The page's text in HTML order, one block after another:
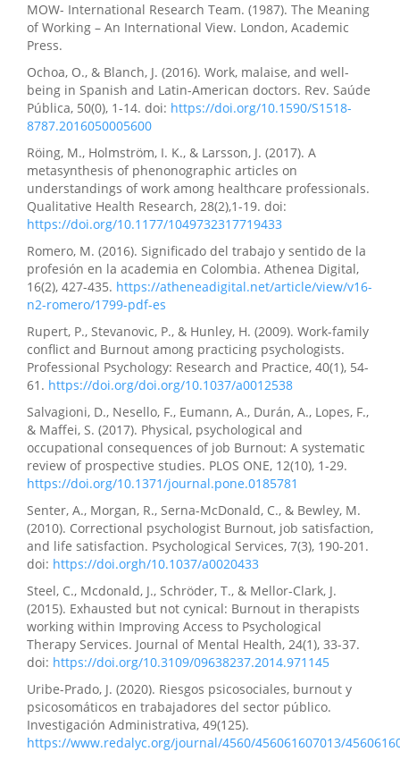
MOW- International Research Team. (1987). The Meaning
of Working – An International View. London, Academic
Press.
Ochoa, O., & Blanch, J. (2016). Work, malaise, and well-
being in Spanish and Latin-American doctors. Rev. Saúde
Pública, 50(0), 1-14. doi: https://doi.org/10.1590/S1518-
8787.2016050005600
Röing, M., Holmström, I. K., & Larsson, J. (2017). A
metasynthesis of phenonographic articles on
understandings of work among healthcare professionals.
Qualitative Health Research, 28(2),1-19. doi:
https://doi.org/10.1177/1049732317719433
Romero, M. (2016). Significado del trabajo y sentido de la
profesión en la academia en Colombia. Athenea Digital,
16(2), 427-435. https://atheneadigital.net/article/view/v16-
n2-romero/1799-pdf-es
Rupert, P., Stevanovic, P., & Hunley, H. (2009). Work-family
conflict and Burnout among practicing psychologists.
Professional Psychology: Research and Practice, 40(1), 54-
61. https://doi.org/doi.org/10.1037/a0012538
Salvagioni, D., Nesello, F., Eumann, A., Durán, A., Lopes, F.,
& Maffei, S. (2017). Physical, psychological and
occupational consequences of job Burnout: A systematic
review of prospective studies. PLOS ONE, 12(10), 1-29.
https://doi.org/10.1371/journal.pone.0185781
Senter, A., Morgan, R., Serna-McDonald, C., & Bewley, M.
(2010). Correctional psychologist Burnout, job satisfaction,
and life satisfaction. Psychological Services, 7(3), 190-201.
doi: https://doi.orgh/10.1037/a0020433
Steel, C., Mcdonald, J., Schröder, T., & Mellor-Clark, J.
(2015). Exhausted but not cynical: Burnout in therapists
working within Improving Access to Psychological
Therapy Services. Journal of Mental Health, 24(1), 33-37.
doi: https://doi.org/10.3109/09638237.2014.971145
Uribe-Prado, J. (2020). Riesgos psicosociales, burnout y
psicosomáticos en trabajadores del sector público.
Investigación Administrativa, 49(125).
https://www.redalyc.org/journal/4560/456061607013/